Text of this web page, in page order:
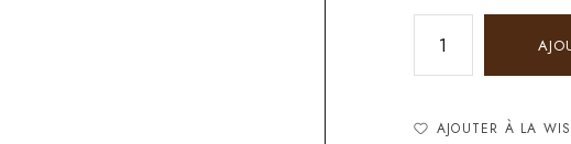
AJOUTER À LA